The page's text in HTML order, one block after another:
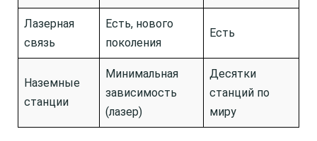
Лазерная
связь
Есть, нового
поколения
Есть
Наземные
станции
Минимальная
зависимость
(лазер)
Десятки
станций по
миру